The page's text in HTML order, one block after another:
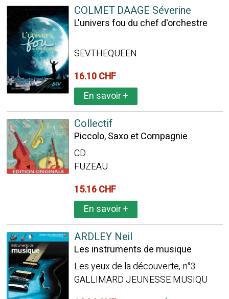
COLMET DAAGE Séverine
L'univers fou du chef d'orchestre
SEVTHEQUEEN
16.10 CHF
En savoir+
Collectif
Piccolo, Saxo et Compagnie
CD
FUZEAU
15.16 CHF
En savoir+
ARDLEY Neil
Les instruments de musique
Les yeux de la découverte, n°3
GALLIMARD JEUNESSE MUSIQU